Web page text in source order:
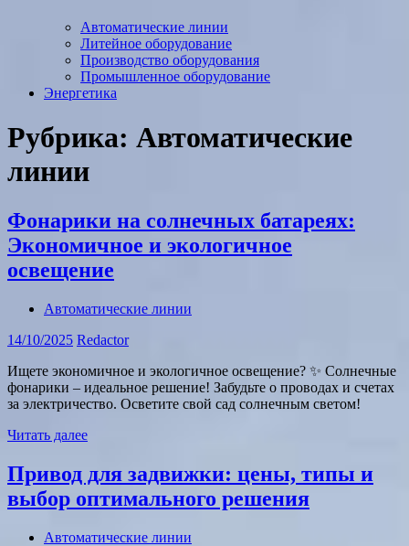
Автоматические линии
Литейное оборудование
Производство оборудования
Промышленное оборудование
Энергетика
Рубрика: Автоматические
линии
Фонарики на солнечных батареях:
Экономичное и экологичное
освещение
Автоматические линии
14/10/2025 Redactor
Ищете экономичное и экологичное освещение? ✨ Солнечные
фонарики – идеальное решение! Забудьте о проводах и счетах
за электричество. Осветите свой сад солнечным светом!
Читать далее
Привод для задвижки: цены, типы и
выбор оптимального решения
Автоматические линии